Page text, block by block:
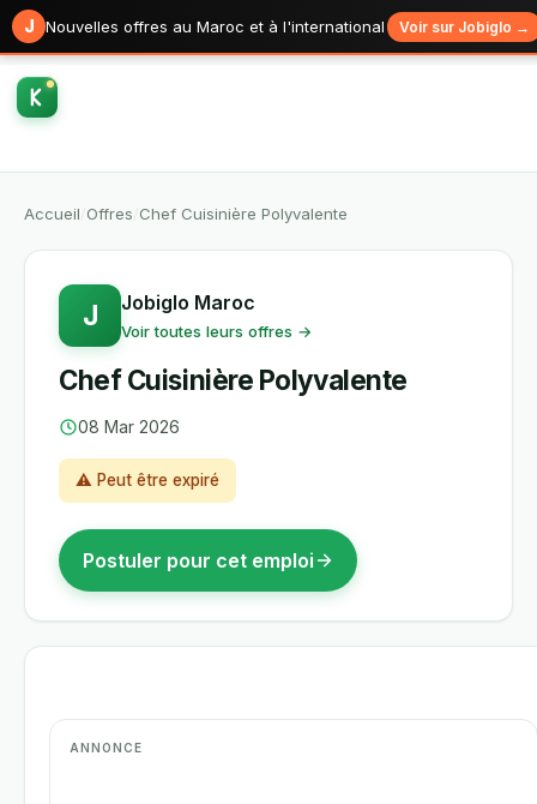
J Nouvelles offres au Maroc et à l'international Voir sur Jobiglo →
Accueil Offres Chef Cuisinière Polyvalente
J Jobiglo Maroc
Voir toutes leurs offres →
Chef Cuisinière Polyvalente
08 Mar 2026
⚠ Peut être expiré
Postuler pour cet emploi